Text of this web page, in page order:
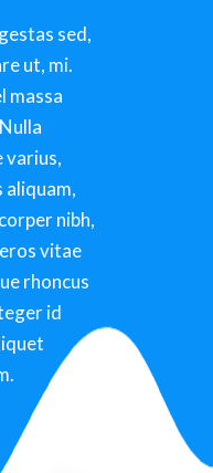
sed,
ut, mi.
massa
varius,
aliquam,
nibh,
eros vitae
rhoncus
id